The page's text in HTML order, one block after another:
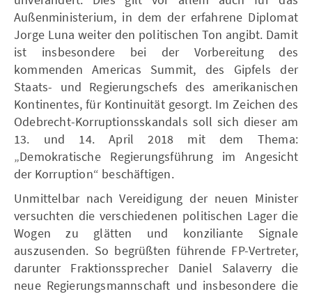
Außenministerium, in dem der erfahrene Diplomat
Jorge Luna weiter den politischen Ton angibt. Damit
ist insbesondere bei der Vorbereitung des
kommenden Americas Summit, des Gipfels der
Staats- und Regierungschefs des amerikanischen
Kontinentes, für Kontinuität gesorgt. Im Zeichen des
Odebrecht-Korruptionsskandals soll sich dieser am
13. und 14. April 2018 mit dem Thema:
„Demokratische Regierungsführung im Angesicht
der Korruption“ beschäftigen.
Unmittelbar nach Vereidigung der neuen Minister
versuchten die verschiedenen politischen Lager die
Wogen zu glätten und konziliante Signale
auszusenden. So begrüßten führende FP-Vertreter,
darunter Fraktionssprecher Daniel Salaverry die
neue Regierungsmannschaft und insbesondere die